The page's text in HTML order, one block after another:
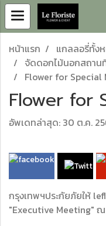
หน้าแรก
แกลลอรี่ทั้ง
จัดดอกไม้นอกสถาน
Flower for Special
Flower for
อัพเดทล่าสุด: 30 ต.ค.
กรุงเทพฯประกัยภัยให้
"Executive Meeting"